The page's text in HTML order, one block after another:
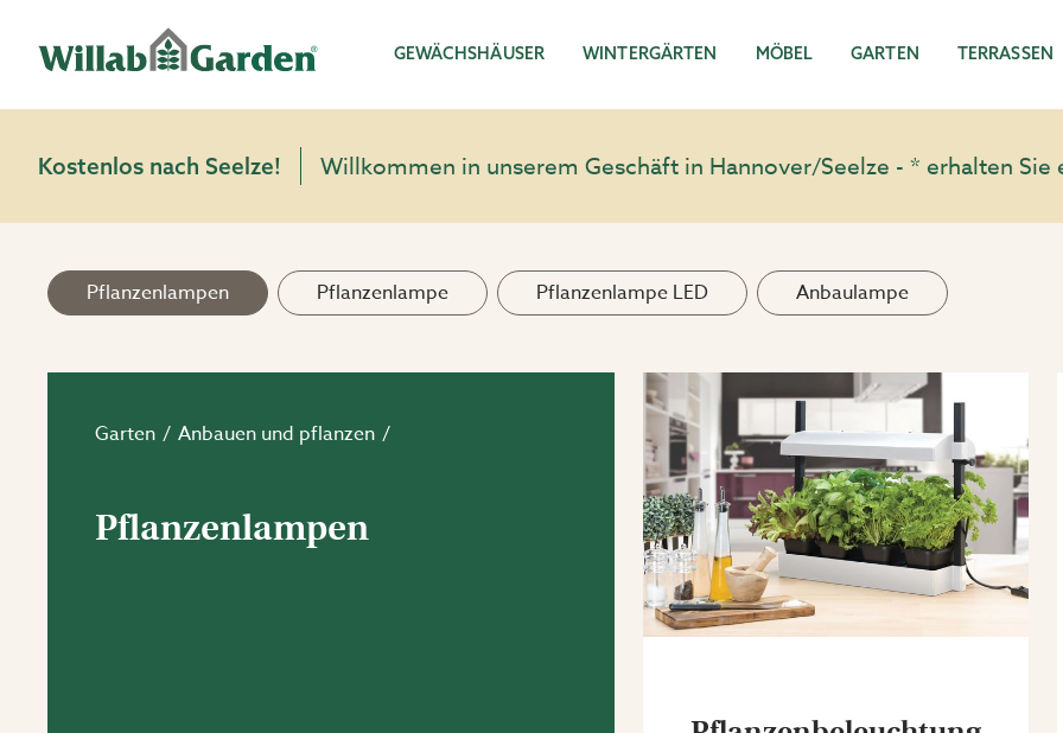
GEWÄCHSHÄUSER WINTERGÄRTEN MÖBEL GARTEN TERRASSEN
Kostenlos nach Seelze! Willkommen in unserem Geschäft in Hannover/Seelze - * erhalten Sie
Pflanzenlampen Pflanzenlampe Pflanzenlampe LED Anbaulampe
Garten Anbauen und pflanzen
Pflanzenlampen